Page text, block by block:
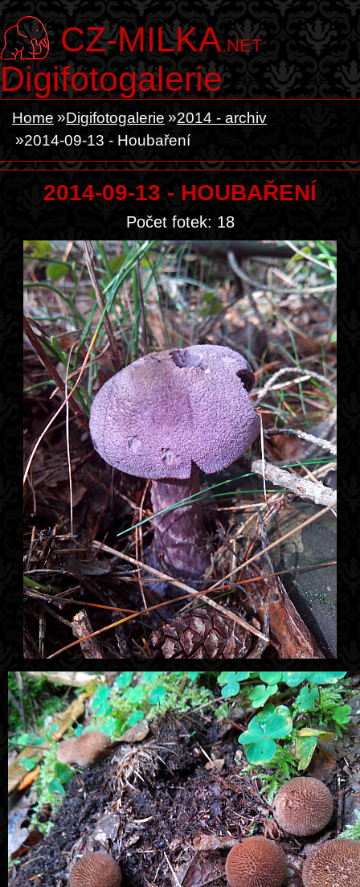
CZ-MILKA.NET
Digifotogalerie
Home Digifotogalerie
2014 - archiv
2014-09-13 - Houbaření
2014-09-13 - HOUBAŘENÍ
Počet fotek: 18